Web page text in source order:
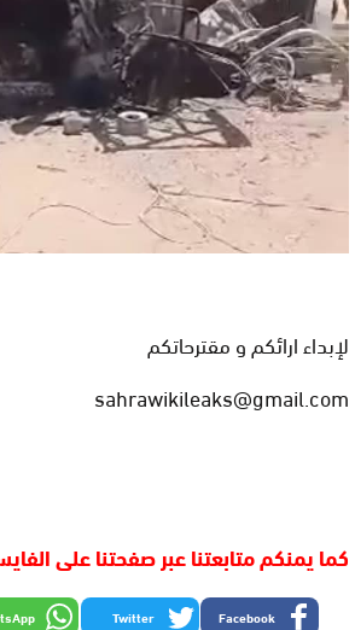
لإبداء ارائكم و مقترحاتكم
sahrawikileaks@gmail.com
كما يمنكم متابعتنا عبر صفحتنا على
Facebook
Twitter